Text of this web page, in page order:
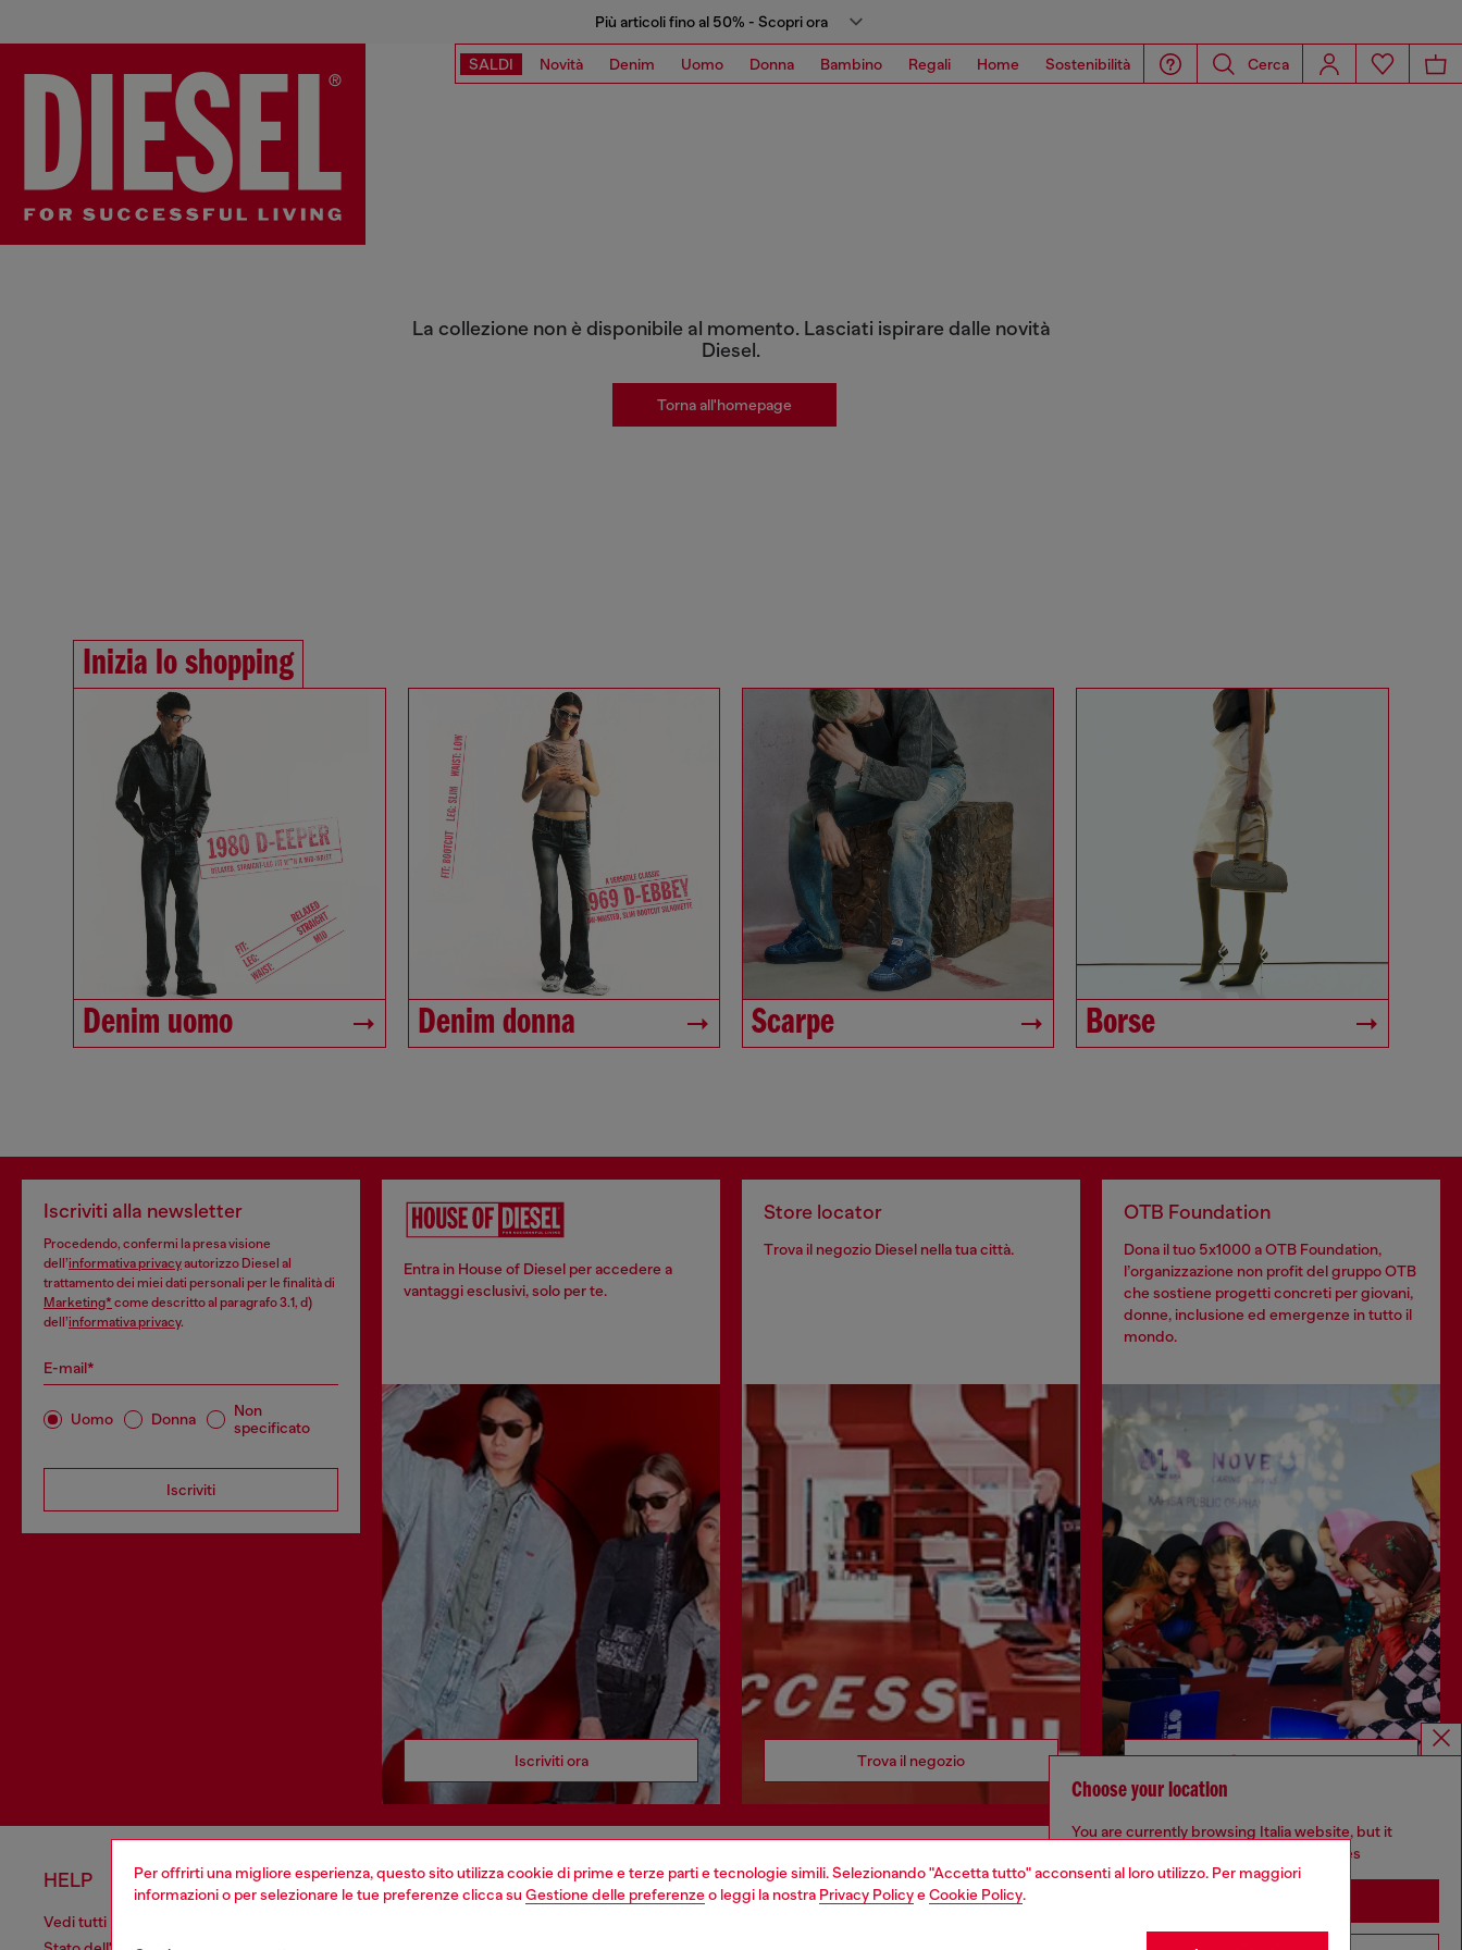
Per offrirti una migliore esperienza, questo sito utilizza cookie di prime e terze parti e tecnologie simili. Selezionando "Accetta tutto" acconsenti al loro utilizzo. Per maggiori
informazioni o per selezionare le tue preferenze clicca su Gestione delle preferenzeo leggi la nostra Privacy PolicyeCookie Policy.
Più articoli fino al 50% - Scopri ora
SALDI Novità Denim Uomo Donna Bambino Regali Home Sostenibilità Cerca
Jeans responsabili
La collezione non è disponibile al momento. Lasciati ispirare dalle novità
Diesel.
Torna all'homepage
Inizia lo shopping
Denim uomo Denim donna Scarpe Borse
Iscriviti alla newsletter
Procedendo, confermi la presa visione
dell’informativa privacyautorizzo Diesel al
trattamento dei miei dati personali per le finalità di
Marketing* come descritto al paragrafo 3.1, d)
dell’informativa privacy.
E-mail*
Uomo Donna
Non
specificato
Iscriviti
Entra in House of Diesel per accedere a
vantaggi esclusivi, solo per te.
Iscriviti ora
Store locator
Trova il negozio Diesel nella tua città.
Trova il negozio
OTB Foundation
Dona il tuo 5x1000 a OTB Foundation,
l’organizzazione non profit del gruppo OTB
che sostiene progetti concreti per giovani,
donne, inclusione ed emergenze in tutto il
mondo.
Scopri di più
HELP
Vedi tutti
AREA LEGAL WORLD OF DIESEL CORPORATE
Choose your location
You are currently browsing Italia website, but it
seems you may be based in United States